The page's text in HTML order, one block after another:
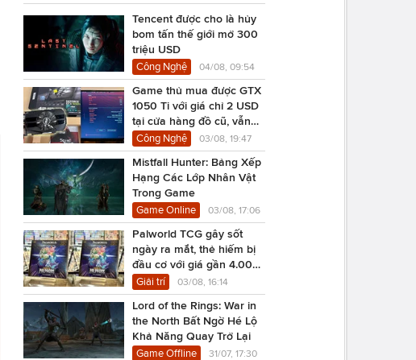
Tencent được cho là hủy
bom tấn thế giới mở 300
triệu USD
Công Nghệ 04/08, 09:54
Game thủ mua được GTX
1050 Ti với giá chỉ 2 USD
tại cửa hàng đồ cũ, vẫn
chạy Cyberpunk 2077
Công Nghệ 03/08, 19:47
Mistfall Hunter: Bảng Xếp
Hạng Các Lớp Nhân Vật
Trong Game
Game Online 03/08, 17:06
Palworld TCG gây sốt
ngày ra mắt, thẻ hiếm bị
đầu cơ với giá gần 4.000
USD
Giải trí 03/08, 16:14
Lord of the Rings: War in
the North Bất Ngờ Hé Lộ
Khả Năng Quay Trở Lại
Game Offline 31/07, 17:30